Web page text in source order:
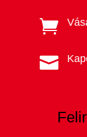

